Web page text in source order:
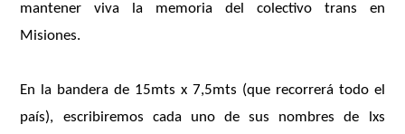
mantener viva la memoria del colectivo trans en
Misiones.
En la bandera de 15mts x 7,5mts (que recorrerá todo el
país), escribiremos cada uno de sus nombres de lxs